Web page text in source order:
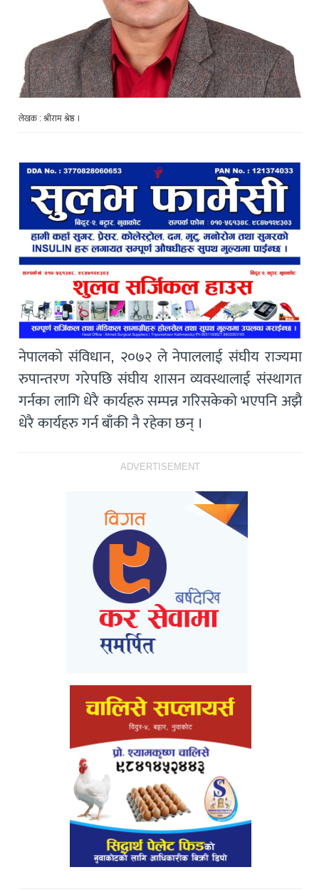
लेखक : श्रीराम श्रेष्ठ ।
नेपालको संविधान, २०७२ ले नेपाललाई संघीय राज्यमा
रुपान्तरण गरेपछि संघीय शासन व्यवस्थालाई संस्थागत
गर्नका लागि धेरै कार्यहरु सम्पन्न गरिसकेको भएपनि अझै
धेरै कार्यहरु गर्न बाँकी नै रहेका छन् ।
ADVERTISEMENT